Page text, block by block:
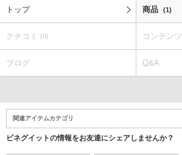
トップ 商品 (1)
クチコミ (0) コンテンツ
ブログ Q&A
関連アイテムカテゴリ
ビネグイットの情報をお友達にシェアしませんか？